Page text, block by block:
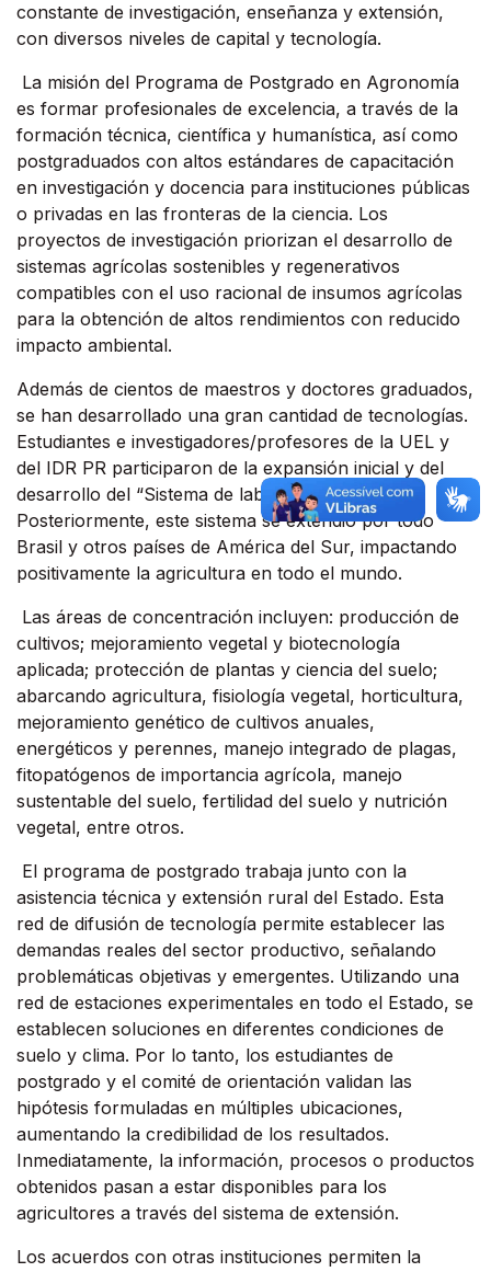
constante de investigación, enseñanza y extensión,
con diversos niveles de capital y tecnología.
La misión del Programa de Postgrado en Agronomía
es formar profesionales de excelencia, a través de la
formación técnica, científica y humanística, así como
postgraduados con altos estándares de capacitación
en investigación y docencia para instituciones públicas
o privadas en las fronteras de la ciencia. Los
proyectos de investigación priorizan el desarrollo de
sistemas agrícolas sostenibles y regenerativos
compatibles con el uso racional de insumos agrícolas
para la obtención de altos rendimientos con reducido
impacto ambiental.
Además de cientos de maestros y doctores graduados,
se han desarrollado una gran cantidad de tecnologías.
Estudiantes e investigadores/profesores de la UEL y
del IDR PR participaron de la expansión inicial y del
desarrollo del “Sistema de labranza cero”.
Posteriormente, este sistema se extendió por todo
Brasil y otros países de América del Sur, impactando
positivamente la agricultura en todo el mundo.
Las áreas de concentración incluyen: producción de
cultivos; mejoramiento vegetal y biotecnología
aplicada; protección de plantas y ciencia del suelo;
abarcando agricultura, fisiología vegetal, horticultura,
mejoramiento genético de cultivos anuales,
energéticos y perennes, manejo integrado de plagas,
fitopatógenos de importancia agrícola, manejo
sustentable del suelo, fertilidad del suelo y nutrición
vegetal, entre otros.
El programa de postgrado trabaja junto con la
asistencia técnica y extensión rural del Estado. Esta
red de difusión de tecnología permite establecer las
demandas reales del sector productivo, señalando
problemáticas objetivas y emergentes. Utilizando una
red de estaciones experimentales en todo el Estado, se
establecen soluciones en diferentes condiciones de
suelo y clima. Por lo tanto, los estudiantes de
postgrado y el comité de orientación validan las
hipótesis formuladas en múltiples ubicaciones,
aumentando la credibilidad de los resultados.
Inmediatamente, la información, procesos o productos
obtenidos pasan a estar disponibles para los
agricultores a través del sistema de extensión.
Los acuerdos con otras instituciones permiten la